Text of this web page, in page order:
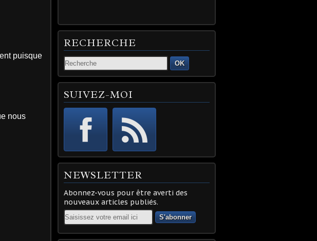
puisque
nous
RECHERCHE
OK
SUIVEZ-MOI
NEWSLETTER
Abonnez-vous pour être averti des
nouveaux articles publiés.
Email